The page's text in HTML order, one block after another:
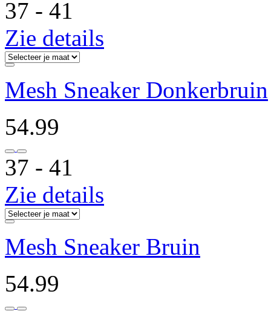
37 ‐ 41
Zie details
Mesh Sneaker Donkerbruin
54.99
37 ‐ 41
Zie details
Mesh Sneaker Bruin
54.99